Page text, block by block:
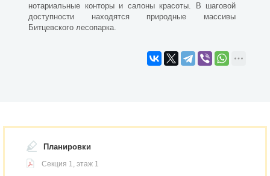
нотариальные конторы и салоны красоты. В шаговой
доступности находятся природные массивы
Битцевского лесопарка.
Планировки
Секция 1, этаж 1